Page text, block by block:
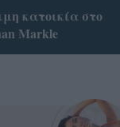
κατοικία στο
Markle